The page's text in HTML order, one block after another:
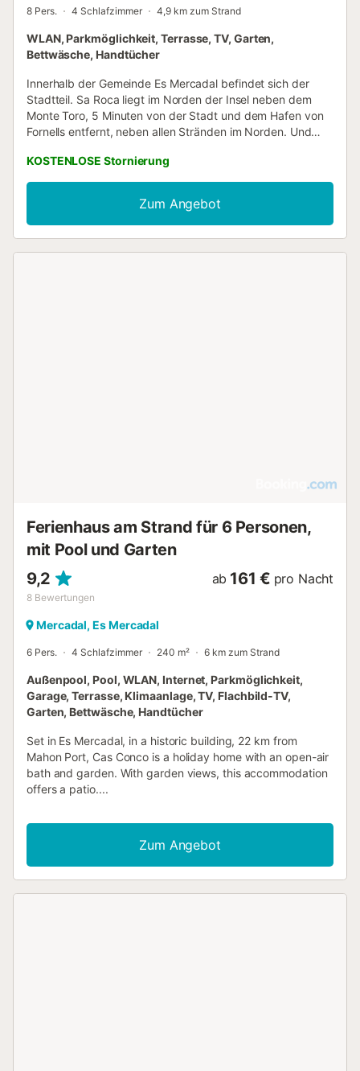
8 Pers. 4 Schlafzimmer 4,9 km zum Strand
WLAN, Parkmöglichkeit, Terrasse, TV, Garten,
Bettwäsche, Handtücher
Innerhalb der Gemeinde Es Mercadal befindet sich der
Stadtteil. Sa Roca liegt im Norden der Insel neben dem
Monte Toro, 5 Minuten von der Stadt und dem Hafen von
Fornells entfernt, neben allen Stränden im Norden. Und
unabhängiges und privates Haus. Erhältlich auch für
Herbst und Winter, da es eine Heizung im ganzen Haus
und einen Holzofen im Wohnzimmer hat. Ideal, um einen
schönen Urlaub in Frieden und Ruhe zu genießen! Das
Haus verfügt über Smart-TV, Amazon Prime, Serien und
KOSTENLOSE Stornierung
Zum Angebot
Ferienhaus am Strand für 6 Personen,
mit Pool und Garten
9,2
8 Bewertungen
ab 161 € pro Nacht
Mercadal, Es Mercadal
6 Pers. 4 Schlafzimmer 240 m² 6 km zum Strand
Außenpool, Pool, WLAN, Internet, Parkmöglichkeit,
Garage, Terrasse, Klimaanlage, TV, Flachbild-TV,
Garten, Bettwäsche, Handtücher
Set in Es Mercadal, in a historic building, 22 km from
Mahon Port, Cas Conco is a holiday home with an open-air
bath and garden. With garden views, this accommodation
offers a patio....
Zum Angebot